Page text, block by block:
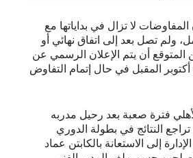
لا تزال في بداياتها مع
ولم تصل بعد إلى اتفاق نهائي أو
المتوقع أن يتم الإعلان الرسمي عن
المقبل في حال إتمام التفاوض
فترة صعبة بعد رحيل مدربه
النتائج في بطولة الدوري
إلى الاستعانة بالكابتن عماد